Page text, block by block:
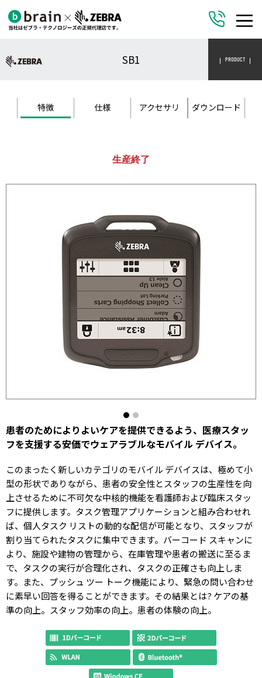
SB1 PRODUCT
特徴 仕様 アクセサリ ダウンロード
生産終了
患者のためによりよいケアを提供できるよう、医療スタッ
フを支援する安価でウェアラブルなモバイル デバイス。
このまったく新しいカテゴリのモバイル デバイスは、極めて小
型の形状でありながら、患者の安全性とスタッフの生産性を向
上させるために不可欠な中核的機能を看護師および臨床スタッ
フに提供します。タスク管理アプリケーションと組み合わせれ
ば、個人タスク リストの動的な配信が可能となり、スタッフが
割り当てられたタスクに集中できます。バーコード スキャンに
より、施設や建物の管理から、在庫管理や患者の搬送に至るま
で、タスクの実行が合理化され、タスクの正確さも向上しま
す。また、プッシュ ツー トーク機能により、緊急の問い合わせ
に素早い回答を得ることができます。その結果とは? ケアの基
準の向上。スタッフ効率の向上。患者の体験の向上。